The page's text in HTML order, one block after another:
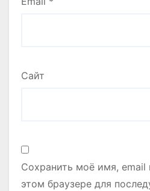
Сайт
Сохранить моё имя, email
этом браузере для